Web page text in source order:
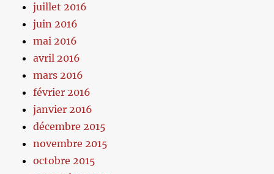
juillet 2016
juin 2016
mai 2016
avril 2016
mars 2016
février 2016
janvier 2016
décembre 2015
novembre 2015
octobre 2015